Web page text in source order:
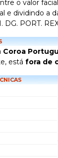
o valor
e dividindo a
DG. PORT.
Coroa
está fora de